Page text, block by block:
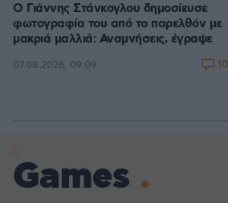
Ο Γιάννης Στάνκογλου δημοσίευσε
φωτογραφία του από το παρελθόν με
μακριά μαλλιά: Αναμνήσεις, έγραψε
07.08.2026, 09:09 10
Games